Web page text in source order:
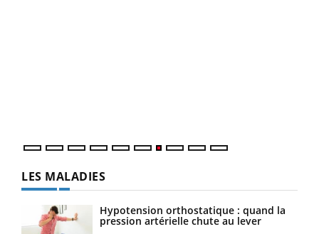
LES MALADIES
Hypotension orthostatique : quand la
pression artérielle chute au lever